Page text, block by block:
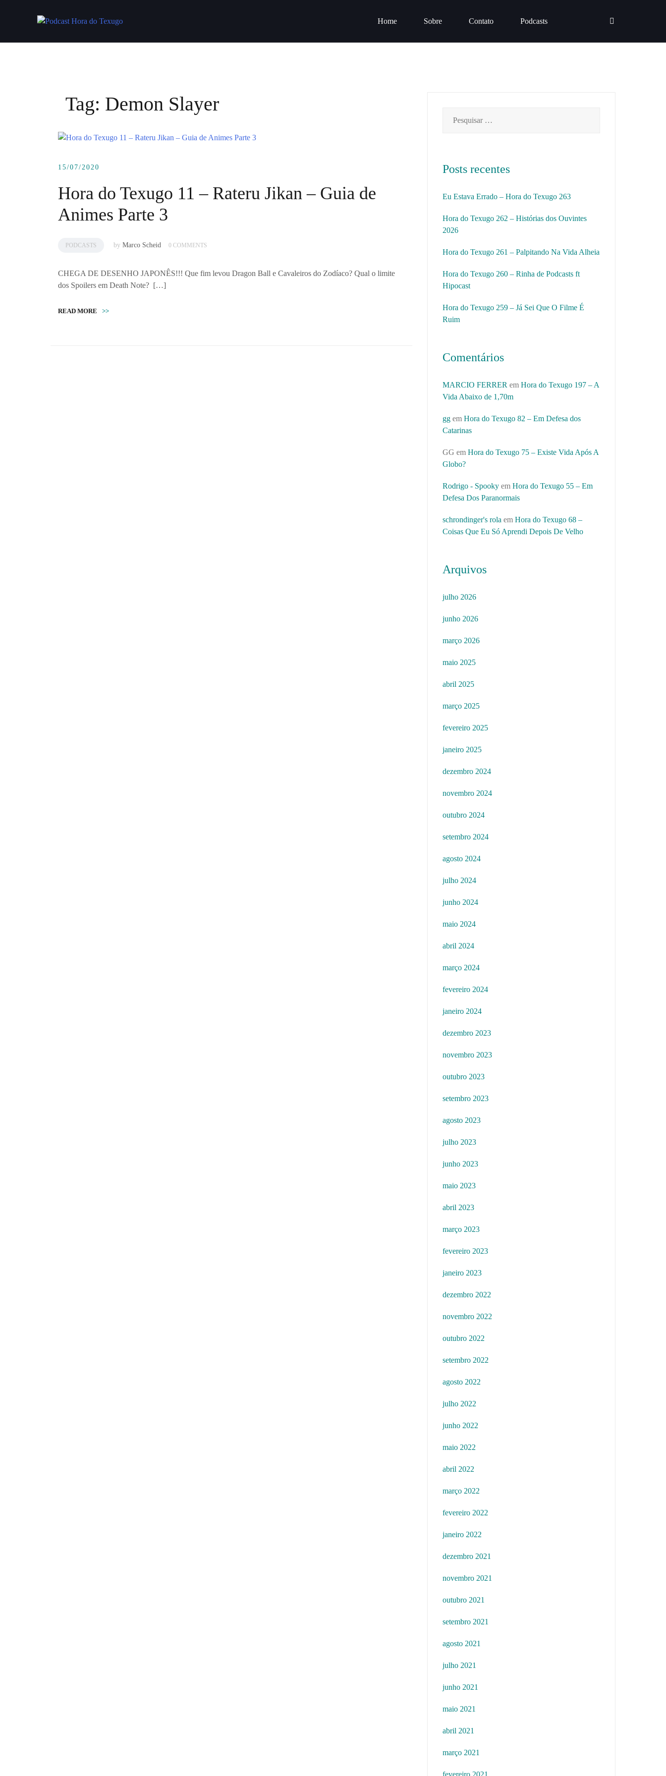
Home Sobre Contato Podcasts
Tag: Demon Slayer
15/07/2020
Hora do Texugo 11 – Rateru Jikan – Guia de
Animes Parte 3
PODCASTS by Marco Scheid 0 COMMENTS
CHEGA DE DESENHO JAPONÊS!!! Que fim levou Dragon Ball e Cavaleiros do Zodíaco? Qual o limite
dos Spoilers em Death Note? […]
READ MORE >>
por:
Posts recentes
Eu Estava Errado – Hora do Texugo 263
Hora do Texugo 262 – Histórias dos Ouvintes
2026
Hora do Texugo 261 – Palpitando Na Vida Alheia
Hora do Texugo 260 – Rinha de Podcasts ft
Hipocast
Hora do Texugo 259 – Já Sei Que O Filme É
Ruim
Comentários
MARCIO FERRER em Hora do Texugo 197 – A
Vida Abaixo de 1,70m
gg em Hora do Texugo 82 – Em Defesa dos
Catarinas
GG em Hora do Texugo 75 – Existe Vida Após A
Globo?
Rodrigo - Spooky em Hora do Texugo 55 – Em
Defesa Dos Paranormais
schrondinger's rola em Hora do Texugo 68 –
Coisas Que Eu Só Aprendi Depois De Velho
Arquivos
julho 2026
junho 2026
março 2026
maio 2025
abril 2025
março 2025
fevereiro 2025
janeiro 2025
dezembro 2024
novembro 2024
outubro 2024
setembro 2024
agosto 2024
julho 2024
junho 2024
maio 2024
abril 2024
março 2024
fevereiro 2024
janeiro 2024
dezembro 2023
novembro 2023
outubro 2023
setembro 2023
agosto 2023
julho 2023
junho 2023
maio 2023
abril 2023
março 2023
fevereiro 2023
janeiro 2023
dezembro 2022
novembro 2022
outubro 2022
setembro 2022
agosto 2022
julho 2022
junho 2022
maio 2022
abril 2022
março 2022
fevereiro 2022
janeiro 2022
dezembro 2021
novembro 2021
outubro 2021
setembro 2021
agosto 2021
julho 2021
junho 2021
maio 2021
abril 2021
março 2021